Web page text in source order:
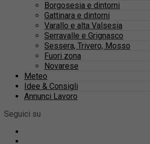
Borgosesia e dintorni
Gattinara e dintorni
Varallo e alta Valsesia
Serravalle e Grignasco
Sessera, Trivero, Mosso
Fuori zona
Novarese
Meteo
Idee & Consigli
Annunci Lavoro
Seguici su